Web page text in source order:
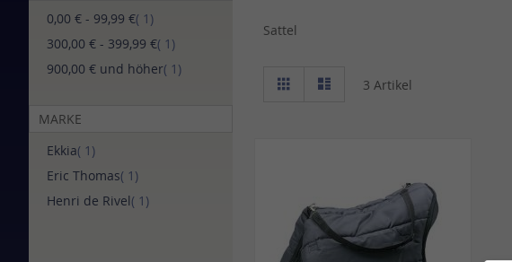
Sattel
Ansicht
als
Raster 3 Artikel
0,00 € - 99,99 € 1 Artikel
300,00 € - 399,99 € 1 Artikel
900,00 € und höher 1 Artikel
MARKE
Ekkia 1 Artikel
Eric Thomas 1 Artikel
Henri de Rivel 1 Artikel